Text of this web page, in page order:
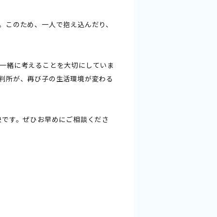
のため、一人で抱え込んだり、
緒に考えることを大切にしていま
所が、再び子の生活環境が変わる
す。ぜひお早めにご相談くださ